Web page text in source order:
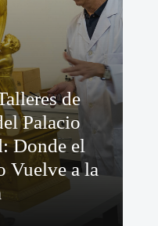
de
Palacio
Donde el
Vuelve a la